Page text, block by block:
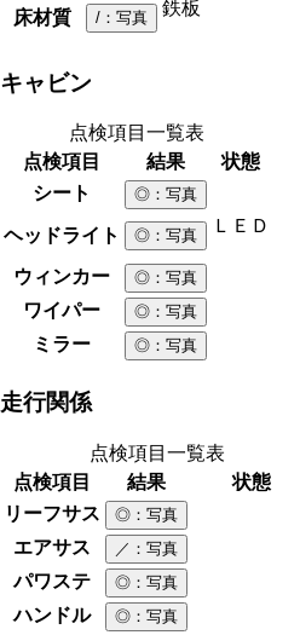
床材質
/ ：写真 鉄板
キャビン
点検項目一覧表
点検項目
結果
状態
シート
◎ ：写真
ヘッドライト ◎ ：写真 ＬＥＤ
ウィンカー ◎ ：写真
ワイパー ◎ ：写真
ミラー ◎ ：写真
走行関係
点検項目一覧表
点検項目
結果
状態
リーフサス
◎ ：写真
エアサス ／ ：写真
パワステ ◎ ：写真
ハンドル ◎ ：写真